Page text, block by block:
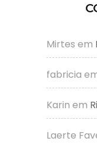
Mirtes em
fabricia
Karin em
Laerte